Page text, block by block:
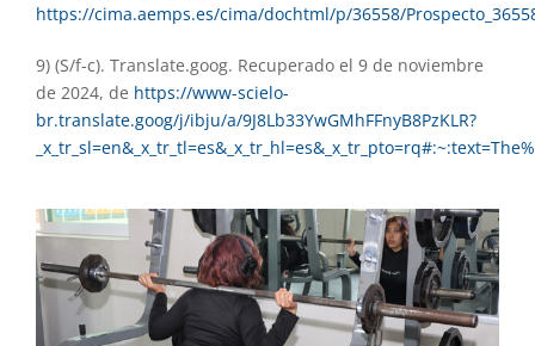
https://cima.aemps.es/cima/dochtml/p/36558/
9) (S/f-c). Translate.goog. Recuperado el 9 de noviembre
de 2024, de https://www-scielo-
br.translate.goog/j/ibju/a/9J8Lb33YwGMhFFnyB8PzKLR?